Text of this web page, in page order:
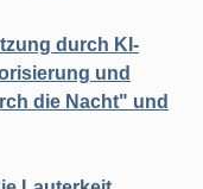
durch KI-
und
die Nacht" und